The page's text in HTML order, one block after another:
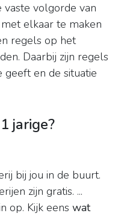
volgorde van
elkaar te maken
regels op het
Daarbij zijn regels
geeft en de situatie
jarige?
bij jou in de buurt.
zijn gratis. ...
op. Kijk eens wat